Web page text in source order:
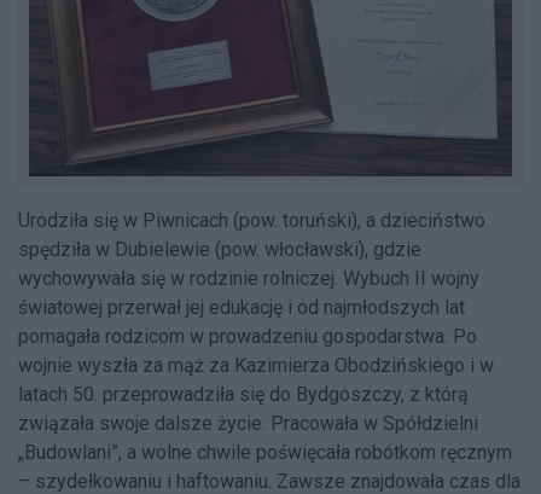
Urodziła się w Piwnicach (pow. toruński), a dzieciństwo
spędziła w Dubielewie (pow. włocławski), gdzie
wychowywała się w rodzinie rolniczej. Wybuch II wojny
światowej przerwał jej edukację i od najmłodszych lat
pomagała rodzicom w prowadzeniu gospodarstwa. Po
wojnie wyszła za mąż za Kazimierza Obodzińskiego i w
latach 50. przeprowadziła się do Bydgoszczy, z którą
związała swoje dalsze życie. Pracowała w Spółdzielni
„Budowlani”, a wolne chwile poświęcała robótkom ręcznym
– szydełkowaniu i haftowaniu. Zawsze znajdowała czas dla